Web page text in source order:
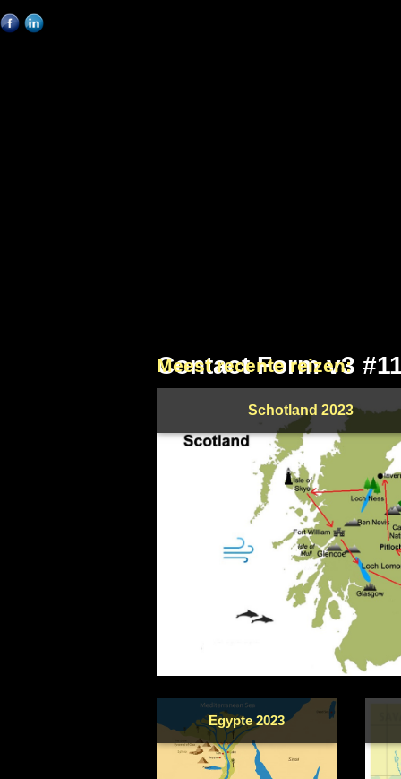
Contact Form v3
Meest recente reizen:
Schotland 2023
Egypte 2023